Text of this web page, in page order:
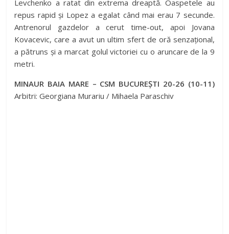
Levchenko a ratat din extrema dreaptă. Oaspetele au
repus rapid și Lopez a egalat când mai erau 7 secunde.
Antrenorul gazdelor a cerut time-out, apoi Jovana
Kovacevic, care a avut un ultim sfert de oră senzațional,
a pătruns și a marcat golul victoriei cu o aruncare de la 9
metri.
MINAUR BAIA MARE – CSM BUCUREȘTI 20-26 (10-11)
Arbitri: Georgiana Murariu / Mihaela Paraschiv